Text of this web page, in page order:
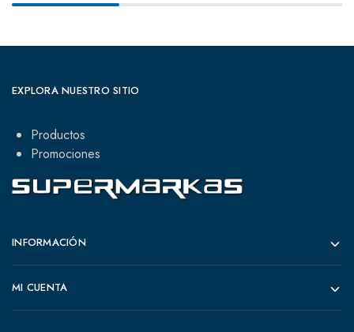
EXPLORA NUESTRO SITIO
Productos
Promociones
INFORMACIÓN
MI CUENTA